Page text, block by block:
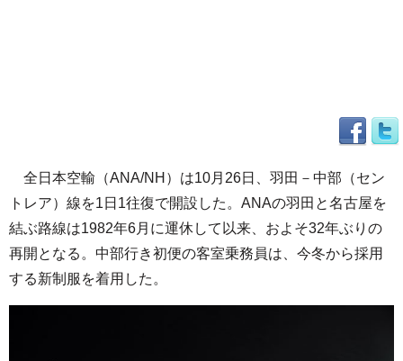
全日本空輸（ANA/NH）は10月26日、羽田－中部（セン
トレア）線を1日1往復で開設した。ANAの羽田と名古屋を
結ぶ路線は1982年6月に運休して以来、およそ32年ぶりの
再開となる。中部行き初便の客室乗務員は、今冬から採用
する新制服を着用した。